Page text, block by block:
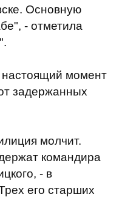
Основную
- отметила
настоящий момент
задержанных
молчит.
командира
- в
его старших